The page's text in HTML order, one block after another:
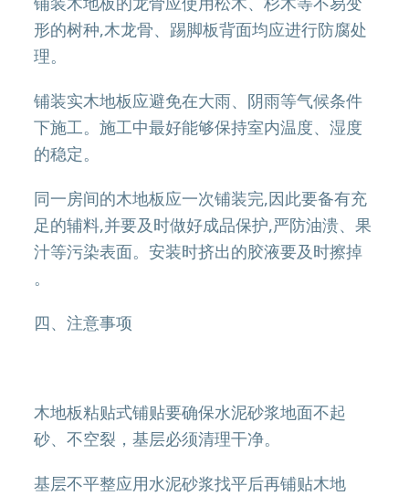
形的树种,木龙骨、踢脚板背面均应进行防腐处
理。
铺装实木地板应避免在大雨、阴雨等气候条件
下施工。施工中最好能够保持室内温度、湿度
的稳定。
同一房间的木地板应一次铺装完,因此要备有充
足的辅料,并要及时做好成品保护,严防油溃、果
汁等污染表面。安装时挤出的胶液要及时擦掉
。
四、注意事项
木地板粘贴式铺贴要确保水泥砂浆地面不起
砂、不空裂，基层必须清理干净。
基层不平整应用水泥砂浆找平后再铺贴木地